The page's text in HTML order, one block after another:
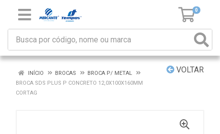
0
VOLTAR
INÍCIO BROCAS
BROCA P/ METAL
BROCA SDS PLUS P CONCRETO 12,0X100X160MM
CORTAG